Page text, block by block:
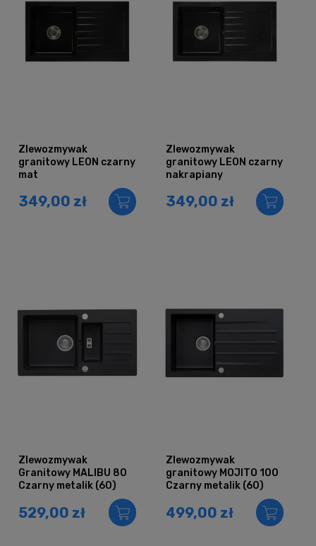
Zlewozmywak
granitowy LEON czarny
mat
349,00 zł
Zlewozmywak
granitowy LEON czarny
nakrapiany
349,00 zł
Zlewozmywak
Granitowy MALIBU 80
Czarny metalik (60)
529,00 zł
Zlewozmywak
granitowy MOJITO 100
Czarny metalik (60)
499,00 zł